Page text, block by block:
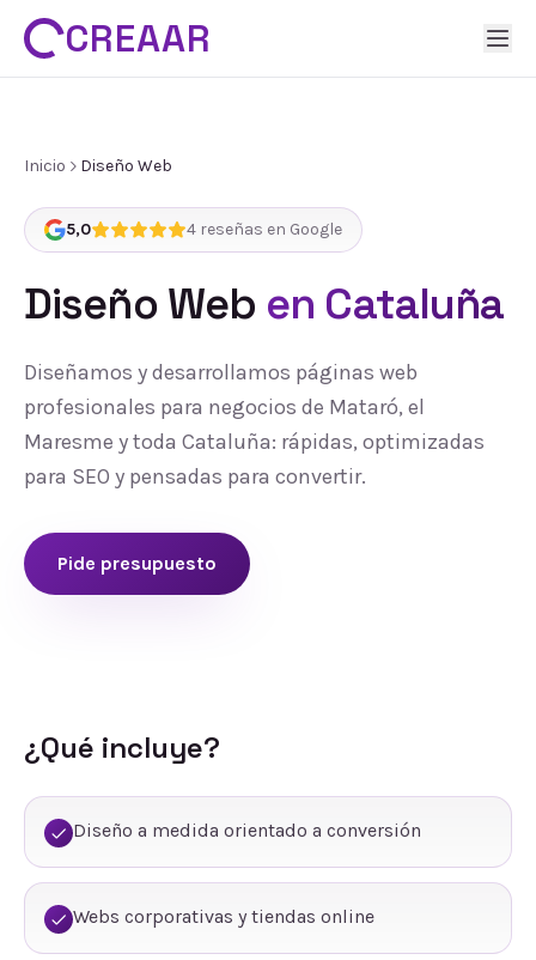
CREAAR
Inicio Diseño Web
5,0 4 reseñas en Google
Diseño Web en Cataluña
Diseñamos y desarrollamos páginas web
profesionales para negocios de Mataró, el
Maresme y toda Cataluña: rápidas, optimizadas
para SEO y pensadas para convertir.
Pide presupuesto
¿Qué incluye?
Diseño a medida orientado a conversión
Webs corporativas y tiendas online